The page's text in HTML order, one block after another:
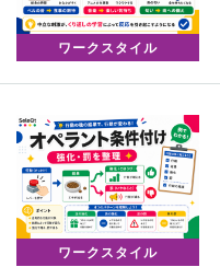
ワークスタイル
ワークスタイル